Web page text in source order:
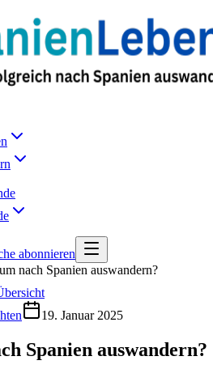
abonnieren
nach Spanien auswandern?
19. Januar 2025
Spanien auswandern?